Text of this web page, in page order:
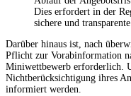
Dies erfordert in der
sichere und
Darüber hinaus ist, nach
Pflicht zur Vorabinformation
Miniwettbewerb erforderlich.
Nichtberücksichtigung ihres
informiert werden.